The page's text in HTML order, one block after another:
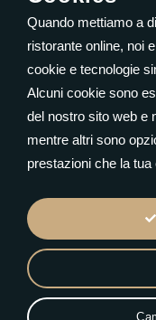
Merc
© 2023
Quando mettiamo a
ristorante online, noi
cookie e tecnologie
Alcuni cookie sono
del nostro sito web e
mentre altri sono
prestazioni che la